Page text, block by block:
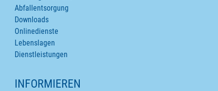
Abfallentsorgung
Downloads
Onlinedienste
Lebenslagen
Dienstleistungen
INFORMIEREN